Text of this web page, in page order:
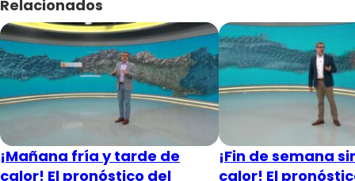
Relacionados
¡Mañana fría y tarde de
calor! El pronóstico del
¡Fin de semana
calor! El